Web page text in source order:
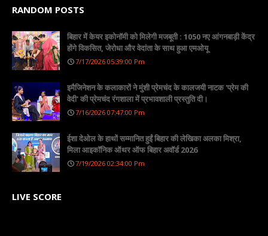
RANDOM POSTS
बिहार में केयर इकोनॉमी को मिलेगी मजबूती : 1050 नए आंगनबाड़ी केंद्र
होंगे विकसित, जेरोधा और वेदांता के साथ हुआ एमओयू
7/17/2026 05:39:00 Pm
इमैजिनेशन के कलाकारों ने मुंशी प्रेमचंद के कालजयी नाटक 'प्रेम की
वेदी' की प्रेमचंद रंगशाला में प्रभावशाली प्रस्तुति दी।
7/16/2026 07:47:00 Pm
ईशा देओल के हाथों सम्मानित हुईं बिहार की लेखिका अलका मिश्रा,
मिला आइकॉनिक ऑथर ऑफ बिहार अवॉर्ड 2026
7/19/2026 02:34:00 Pm
LIVE SCORE